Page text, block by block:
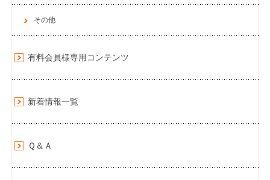
その他
有料会員様専用コンテンツ
新着情報一覧
Ｑ＆Ａ